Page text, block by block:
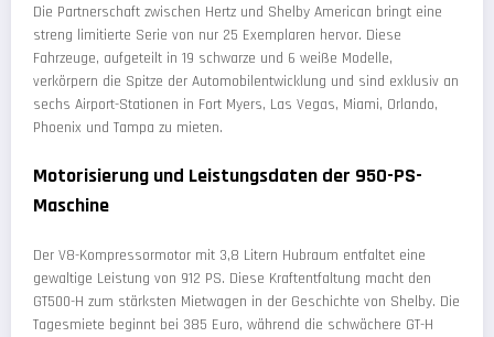
Die Partnerschaft zwischen Hertz und Shelby American bringt eine
streng limitierte Serie von nur 25 Exemplaren hervor. Diese
Fahrzeuge, aufgeteilt in 19 schwarze und 6 weiße Modelle,
verkörpern die Spitze der Automobilentwicklung und sind exklusiv an
sechs Airport-Stationen in Fort Myers, Las Vegas, Miami, Orlando,
Phoenix und Tampa zu mieten.
Motorisierung und Leistungsdaten der 950-PS-
Maschine
Der V8-Kompressormotor mit 3,8 Litern Hubraum entfaltet eine
gewaltige Leistung von 912 PS. Diese Kraftentfaltung macht den
GT500-H zum stärksten Mietwagen in der Geschichte von Shelby. Die
Tagesmiete beginnt bei 385 Euro, während die schwächere GT-H